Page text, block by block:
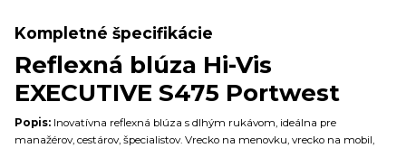
Kompletné špecifikácie
Reflexná blúza Hi-Vis
EXECUTIVE S475 Portwest
Popis: Inovatívna reflexná blúza s dlhým rukávom, ideálna pre
manažérov, cestárov, špecialistov. Vrecko na menovku, vrecko na mobil,